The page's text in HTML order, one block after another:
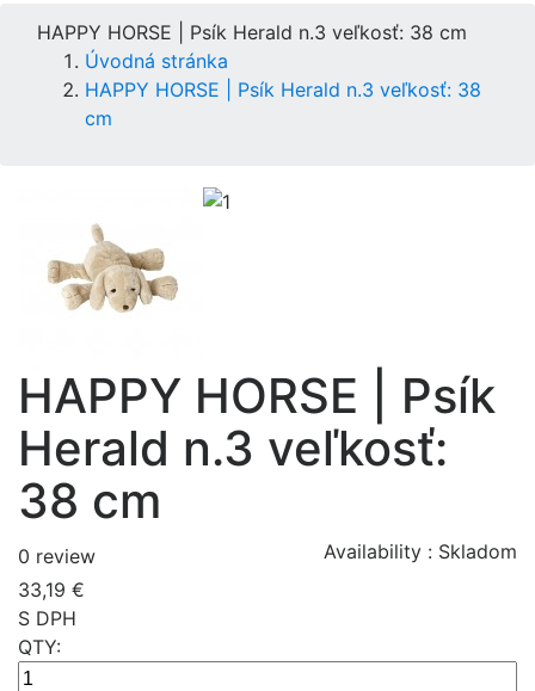
HAPPY HORSE | Psík Herald n.3 veľkosť: 38 cm
Úvodná stránka
HAPPY HORSE | Psík Herald n.3 veľkosť: 38
cm
HAPPY HORSE | Psík
Herald n.3 veľkosť:
38 cm
0 review Availability : Skladom
33,19 €
S DPH
QTY: